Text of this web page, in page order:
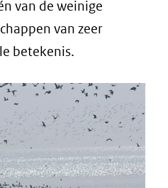
van de weinige
van zeer
betekenis.